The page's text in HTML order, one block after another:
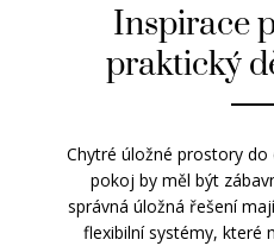
Inspirace
praktický
Chytré úložné prostory
pokoj by měl být
správná úložná řešení
flexibilní systémy, které